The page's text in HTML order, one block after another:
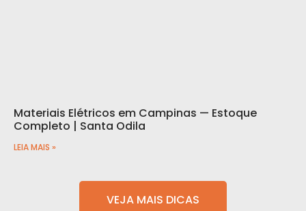
Materiais Elétricos em Campinas — Estoque
Completo | Santa Odila
LEIA MAIS »
VEJA MAIS DICAS